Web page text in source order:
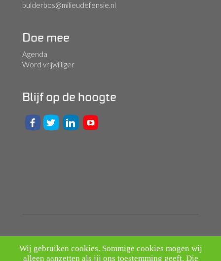
bulderbos@milieudefensie.nl
Doe mee
Agenda
Word vrijwilliger
Blijf op de hoogte
Wij gebruiken cookies. Sommige cookies mogen wij
alleen aanzetten als jij ons toestemming geeft. Die